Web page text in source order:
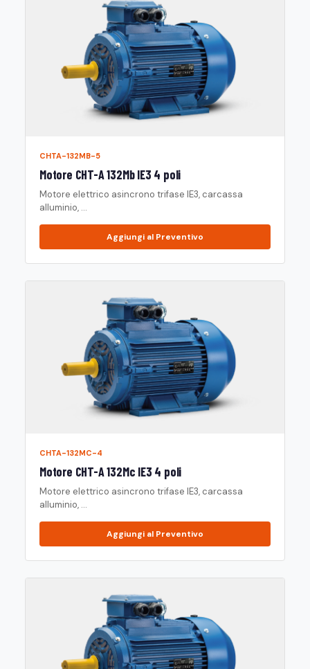
CHTA-132MB-5
Motore CHT-A 132Mb IE3 4 poli
Motore elettrico asincrono trifase IE3, carcassa
alluminio, ...
Aggiungi al Preventivo
CHTA-132MC-4
Motore CHT-A 132Mc IE3 4 poli
Motore elettrico asincrono trifase IE3, carcassa
alluminio, ...
Aggiungi al Preventivo